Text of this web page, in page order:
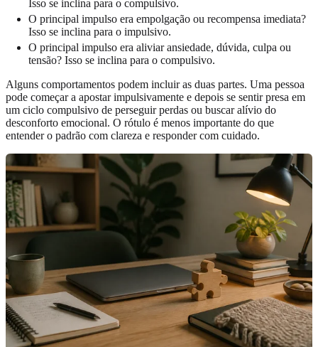
Isso se inclina para o compulsivo.
O principal impulso era empolgação ou recompensa imediata?
Isso se inclina para o impulsivo.
O principal impulso era aliviar ansiedade, dúvida, culpa ou
tensão? Isso se inclina para o compulsivo.
Alguns comportamentos podem incluir as duas partes. Uma pessoa
pode começar a apostar impulsivamente e depois se sentir presa em
um ciclo compulsivo de perseguir perdas ou buscar alívio do
desconforto emocional. O rótulo é menos importante do que
entender o padrão com clareza e responder com cuidado.